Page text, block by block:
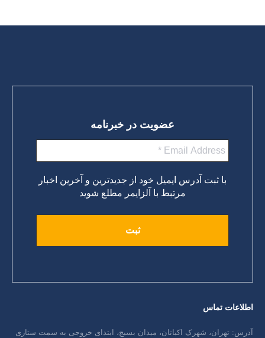
عضویت در خبرنامه
با ثبت آدرس ایمیل خود از جدیدترین و آخرین اخبار
مرتبط با آلزایمر مطلع شوید
اطلاعات تماس
آدرس: تهران، شهرک اکباتان، میدان بسیج، ابتدای خروجی به سمت ستاری